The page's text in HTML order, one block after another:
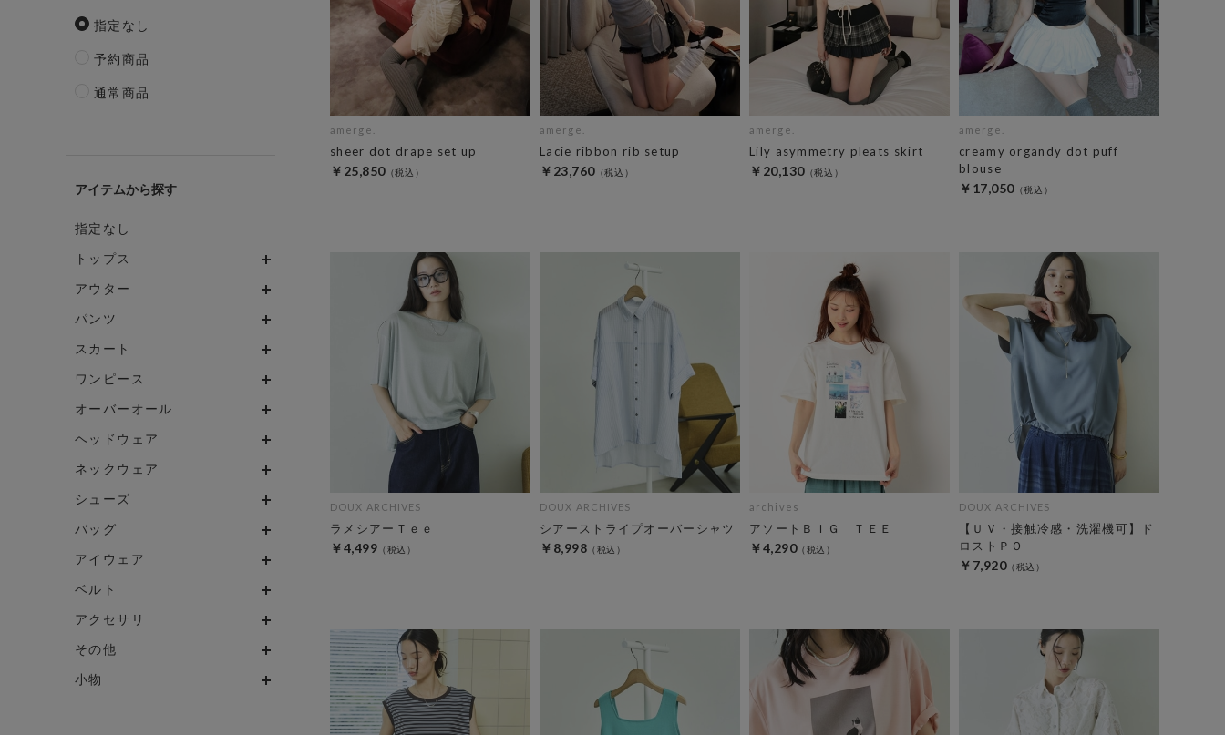
指定なし
予約商品
通常商品
アイテム
指定なし
トップス
アウター
パンツ
スカート
ワンピース
オーバーオール
ヘッドウェア
ネックウェア
シューズ
バッグ
アイウェア
ベルト
アクセサリ
その他
小物
amerge.
sheer dot drape set up
￥25,850
amerge.
Lacie ribbon rib setup
￥23,760
amerge.
Lily asymmetry pleats skirt
￥20,130
amerge.
creamy organdy dot puff
blouse
￥17,050
DOUX ARCHIVES
ラメシアーＴｅｅ
￥4,499
DOUX ARCHIVES
シアーストライプオーバーシャツ
￥8,998
archives
アソートＢＩＧ ＴＥＥ
￥4,290
DOUX ARCHIVES
【ＵＶ・接触冷感・洗濯機可】ド
ロストＰＯ
￥7,920